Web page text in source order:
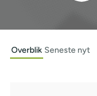
Overblik Seneste nyt